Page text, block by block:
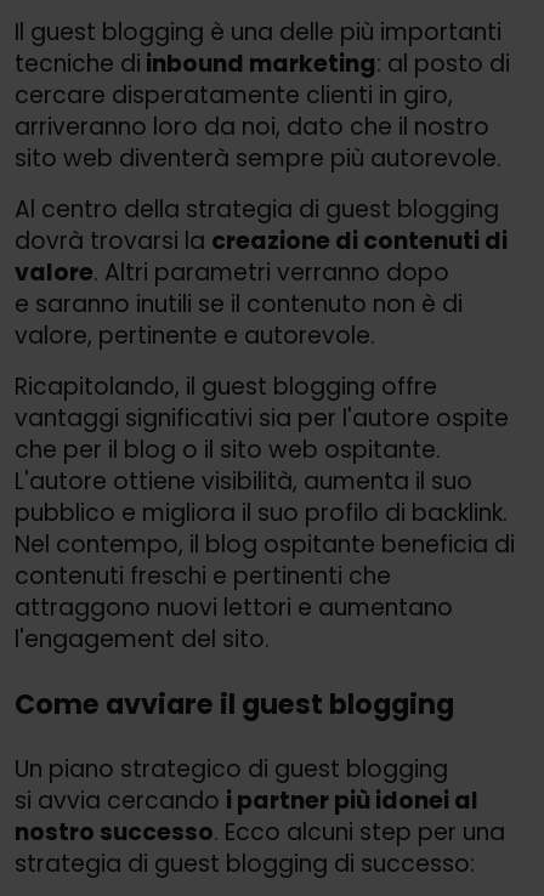
Il guest blogging è una delle più importanti
tecniche di inbound marketing: al posto di
cercare disperatamente clienti in giro,
arriveranno loro da noi, dato che il nostro
sito web diventerà sempre più autorevole.
Al centro della strategia di guest blogging
dovrà trovarsi la creazione di contenuti di
valore. Altri parametri verranno dopo
e saranno inutili se il contenuto non è di
valore, pertinente e autorevole.
Ricapitolando, il guest blogging offre
vantaggi significativi sia per l'autore ospite
che per il blog o il sito web ospitante.
L'autore ottiene visibilità, aumenta il suo
pubblico e migliora il suo profilo di backlink.
Nel contempo, il blog ospitante beneficia di
contenuti freschi e pertinenti che
attraggono nuovi lettori e aumentano
l'engagement del sito.
Come avviare il guest blogging
Un piano strategico di guest blogging
si avvia cercando i partner più idonei al
nostro successo. Ecco alcuni step per una
strategia di guest blogging di successo: